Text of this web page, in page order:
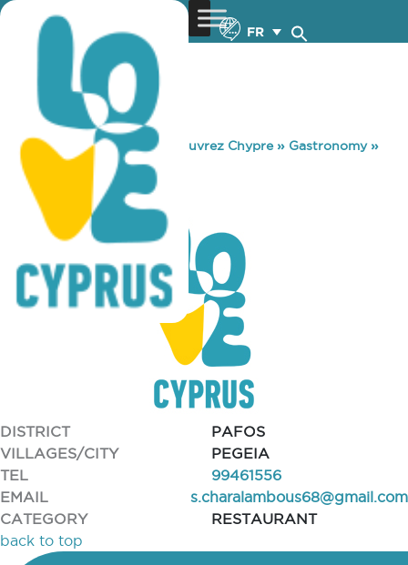
FR
You are here: Home »Découvrez Chypre» Gastronomy»
PORTO ANTICO
PORTO ANTICO
DISTRICT
PAFOS
VILLAGES/CITY
PEGEIA
TEL
99461556
EMAIL
s.charalambous68@gmail.com
CATEGORY
RESTAURANT
back to top